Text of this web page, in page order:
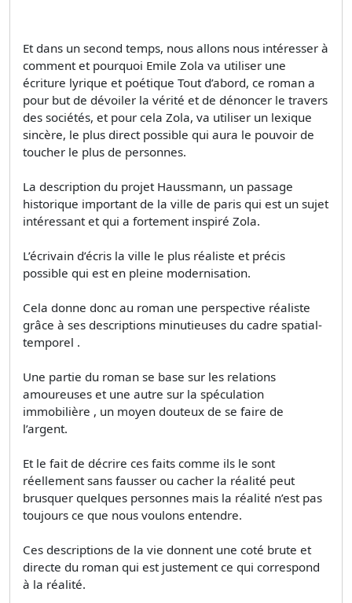
Et dans un second temps, nous allons nous intéresser à
comment et pourquoi Emile Zola va utiliser une
écriture lyrique et poétique Tout d’abord, ce roman a
pour but de dévoiler la vérité et de dénoncer le travers
des sociétés, et pour cela Zola, va utiliser un lexique
sincère, le plus direct possible qui aura le pouvoir de
toucher le plus de personnes.
La description du projet Haussmann, un passage
historique important de la ville de paris qui est un sujet
intéressant et qui a fortement inspiré Zola.
L’écrivain d’écris la ville le plus réaliste et précis
possible qui est en pleine modernisation.
Cela donne donc au roman une perspective réaliste
grâce à ses descriptions minutieuses du cadre spatial-
temporel .
Une partie du roman se base sur les relations
amoureuses et une autre sur la spéculation
immobilière , un moyen douteux de se faire de
l’argent.
Et le fait de décrire ces faits comme ils le sont
réellement sans fausser ou cacher la réalité peut
brusquer quelques personnes mais la réalité n’est pas
toujours ce que nous voulons entendre.
Ces descriptions de la vie donnent une coté brute et
directe du roman qui est justement ce qui correspond
à la réalité.